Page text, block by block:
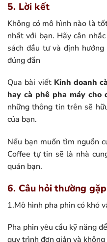
5. Lời kết
Không có mô hình nào là
nhất với bạn. Hãy cân
sách đầu tư và định
đúng đắn
Qua bài viết Kinh doanh
hay cà phê pha máy cho
những thông tin trên sẽ
của bạn.
Nếu bạn muốn tìm nguồn
Coffee tự tin sẽ là nhà
quán bạn.
6. Câu hỏi thường
1.Mô hình pha phin có khó
Pha phin yêu cầu kỹ năng
quy trình đơn giản và